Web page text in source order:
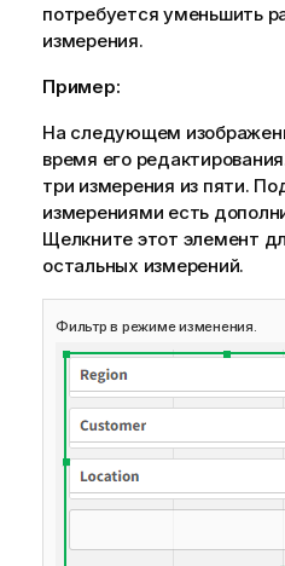
потребуется уменьшить
измерения.
Пример:
На следующем
время его
три измерения из пяти.
измерениями есть
Щелкните этот элемент
остальных измерений.
Фильтр в режиме изменения.